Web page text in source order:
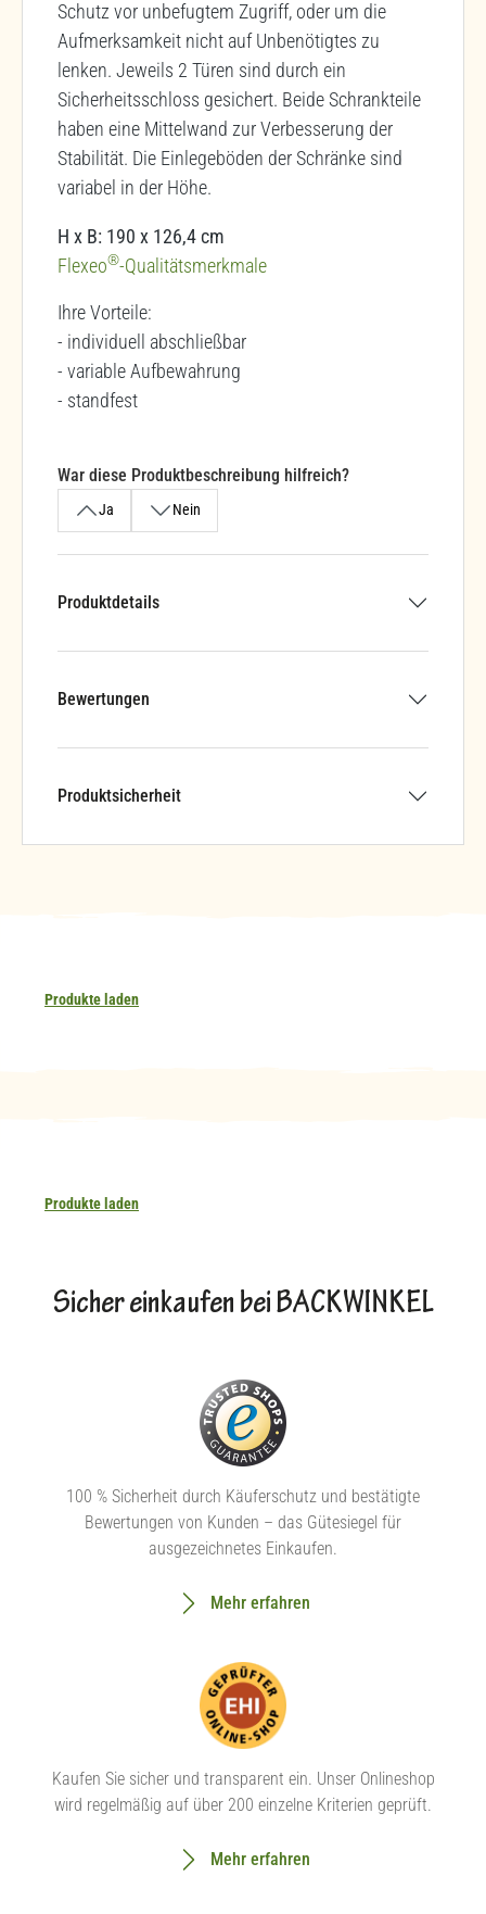
Schutz vor unbefugtem Zugriff, oder um die
Aufmerksamkeit nicht auf Unbenötigtes zu
lenken. Jeweils 2 Türen sind durch ein
Sicherheitsschloss gesichert. Beide Schrankteile
haben eine Mittelwand zur Verbesserung der
Stabilität. Die Einlegeböden der Schränke sind
variabel in der Höhe.
H x B: 190 x 126,4 cm
Flexeo®-Qualitätsmerkmale
Ihre Vorteile:
- individuell abschließbar
- variable Aufbewahrung
- standfest
War diese Produktbeschreibung hilfreich?
Ja Nein
Produktdetails
Bewertungen
Produktsicherheit
Produkte laden
Produkte laden
Sicher einkaufen bei BACKWINKEL
100 % Sicherheit durch Käuferschutz und bestätigte
Bewertungen von Kunden – das Gütesiegel für
ausgezeichnetes Einkaufen.
Mehr erfahren
Kaufen Sie sicher und transparent ein. Unser Onlineshop
wird regelmäßig auf über 200 einzelne Kriterien geprüft.
Mehr erfahren